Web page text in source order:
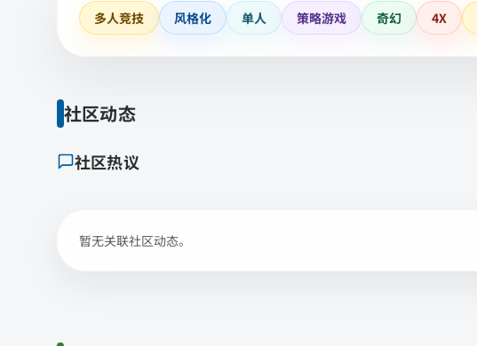
多人竞技 风格化 单人 策略游戏 奇幻 4X
社区动态
社区热议
暂无关联社区动态。